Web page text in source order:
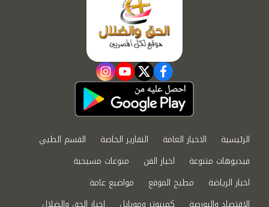
facebook
twitter
youtube
instagram
الرئيسية الاخبار العامة التقارير الخاصة
القسم الطبي
فيديوهات متنوعة
اخبار الفن
منوعات مسيحية
اخبار الرياضة
مطبخ الموقع
مواضيع عامة